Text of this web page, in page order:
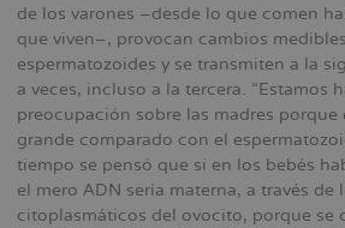
de los varones –desde lo que comen
que viven–, provocan cambios
espermatozoides y se transmiten a la
a veces, incluso a la tercera. “Estamos
preocupación sobre las madres porque
grande comparado con el
tiempo se pensó que si en los bebés
el mero ADN sería materna, a través de
citoplasmáticos del ovocito, porque se